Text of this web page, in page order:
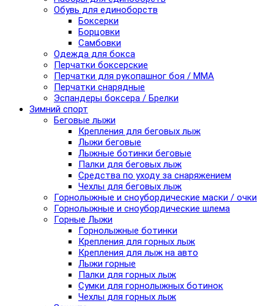
Обувь для единоборств
Боксерки
Борцовки
Самбовки
Одежда для бокса
Перчатки боксерские
Перчатки для рукопашног боя / ММА
Перчатки снарядные
Эспандеры боксера / Брелки
Зимний спорт
Беговые лыжи
Крепления для беговых лыж
Лыжи беговые
Лыжные ботинки беговые
Палки для беговых лыж
Средства по уходу за снаряжением
Чехлы для беговых лыж
Горнолыжные и сноубордические маски / очки
Горнолыжные и сноубордические шлема
Горные Лыжи
Горнолыжные ботинки
Крепления для горных лыж
Крепления для лыж на авто
Лыжи горные
Палки для горных лыж
Сумки для горнолыжных ботинок
Чехлы для горных лыж